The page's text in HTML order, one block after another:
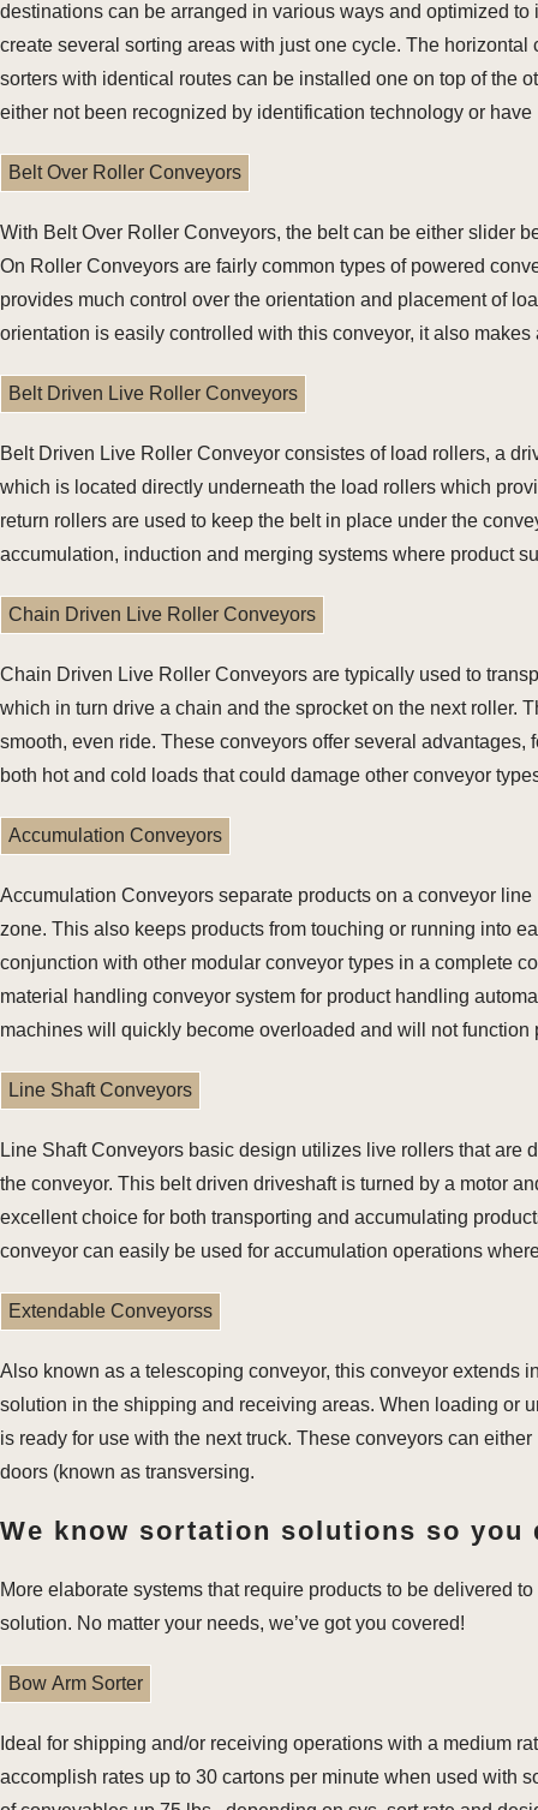
destinations can be arranged in various ways and optimized
create several sorting areas with just one cycle. The
sorters with identical routes can be installed one on top of the
either not been recognized by identification technology or
Belt Over Roller Conveyors
With Belt Over Roller Conveyors, the belt can be either slider
On Roller Conveyors are fairly common types of powered
provides much control over the orientation and placement of
orientation is easily controlled with this conveyor, it also
Belt Driven Live Roller Conveyors
Belt Driven Live Roller Conveyor consistes of load rollers, a
which is located directly underneath the load rollers which
return rollers are used to keep the belt in place under the
accumulation, induction and merging systems where product
Chain Driven Live Roller Conveyors
Chain Driven Live Roller Conveyors are typically used to
which in turn drive a chain and the sprocket on the next roller.
smooth, even ride. These conveyors offer several
both hot and cold loads that could damage other conveyor
Accumulation Conveyors
Accumulation Conveyors separate products on a conveyor
zone. This also keeps products from touching or running into
conjunction with other modular conveyor types in a complete
material handling conveyor system for product handling
machines will quickly become overloaded and will not function
Line Shaft Conveyors
Line Shaft Conveyors basic design utilizes live rollers that are
the conveyor. This belt driven driveshaft is turned by a motor
excellent choice for both transporting and accumulating
conveyor can easily be used for accumulation operations
Extendable Conveyorss
Also known as a telescoping conveyor, this conveyor extends
solution in the shipping and receiving areas. When loading or
is ready for use with the next truck. These conveyors can
doors (known as transversing.
We know sortation solutions so you
More elaborate systems that require products to be delivered
solution. No matter your needs, we’ve got you covered!
Bow Arm Sorter
Ideal for shipping and/or receiving operations with a medium
accomplish rates up to 30 cartons per minute when used with